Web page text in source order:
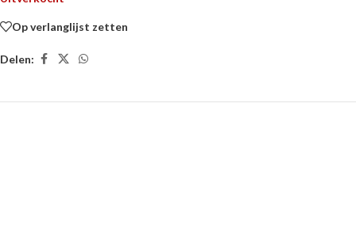
Op verlanglijst zetten
Delen: